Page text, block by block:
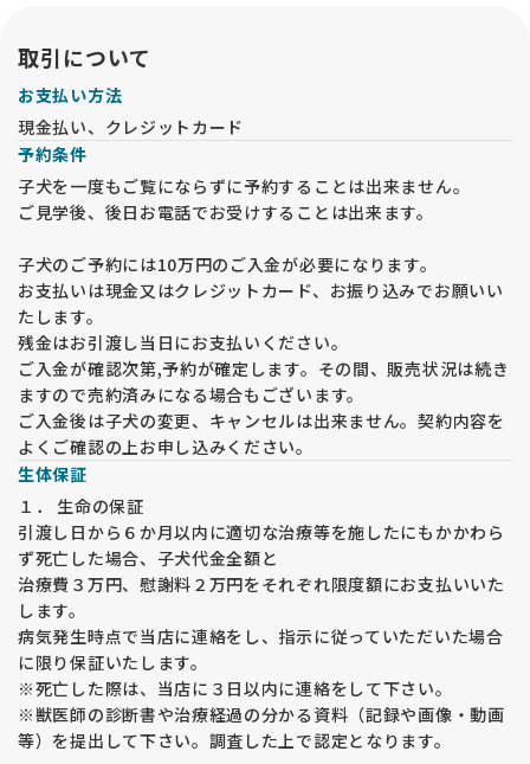
大型飼養経験のない方は、子犬購入前に犬舎及び成犬見学をお
勧めいたします。
大型犬は、小中型犬と飼養環境やご用意する用品等が異なりま
す。
生活環境によっては、子犬を受け入れてから飼養が難しい環境
であることが分かったり、環境の工夫が必要になり慌ててしま
う場合も少なくありません。
★★★ 遺伝疾患・疾病予防への取り組み★★★
福田ブリーダーは両親から受け継ぐマイナス要因は出来る限り
少なくする取り組みを10年以上行ってきています。
子犬と飼育してくださる飼い主様の不安や負担をできる限り少
なくできるよう、努力しています。
【股関節形成不全】
福田ブリーダーでは両親犬の股関節の状態をＪＡＨＤという検
査機関で検査を受けています。両親を調べ始めて10年経ちます
が、非常に良好な結果が出ており、ケンネルで残した子に発症
する子犬が激減しています。お客様のご好意で頂く結果もケン
ネルの子よりも良いスコアが出ています。
このことから、少なくとも両親犬を検査している繁殖は安全度
が増す。また、気を付けて育てた子は家庭犬の方が結果がよく
なると言えます。
環境により悪くなる例としては階段での生活、コンクリートで
の運動、登山・マラソン・自転車並走などの長時間の強い運
動、肥満、運動不足などが考えられます。
また、日本の現状は良い状態でない犬が非常に多いことも経験
からわかりました。
子犬を購入の際は両親や近親犬の情報のある子犬を選ばれるこ
とをお勧めします。
取引について
お支払い方法
現金払い、クレジットカード
予約条件
子犬を一度もご覧にならずに予約することは出来ません。
ご見学後、後日お電話でお受けすることは出来ます。
子犬のご予約には10万円のご入金が必要になります。
お支払いは現金又はクレジットカード、お振り込みでお願いい
たします。
残金はお引渡し当日にお支払いください。
ご入金が確認次第,予約が確定します。その間、販売状況は続き
ますので売約済みになる場合もございます。
ご入金後は子犬の変更、キャンセルは出来ません。契約内容を
よくご確認の上お申し込みください。
生体保証
１． 生命の保証
引渡し日から６か月以内に適切な治療等を施したにもかかわら
ず死亡した場合、子犬代金全額と
治療費３万円、慰謝料２万円をそれぞれ限度額にお支払いいた
します。
病気発生時点で当店に連絡をし、指示に従っていただいた場合
に限り保証いたします。
※死亡した際は、当店に３日以内に連絡をして下さい。
※獣医師の診断書や治療経過の分かる資料（記録や画像・動画
等）を提出して下さい。調査した上で認定となります。